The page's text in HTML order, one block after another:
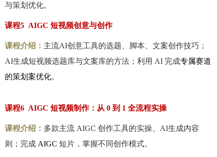
与策划优化。
课程5 AIGC 短视频创意与创作
课程介绍： 主流AI创意工具的选题、脚本、文案创作技巧；
AI生成短视频选题库与文案库的方法；利用 AI 完成专属赛道
的策划案优化。
课程6 AIGC 短视频制作：从 0 到 1 全流程实操
课程介绍： 多款主流 AIGC 创作工具的实操、 AI生成内容
则；完成 AIGC 短片，掌握不同创作模式。